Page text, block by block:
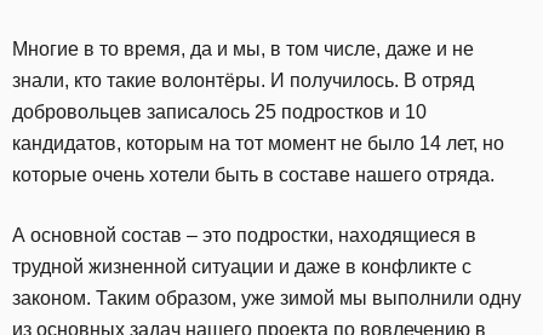
Многие в то время, да и мы, в том числе, даже и не
знали, кто такие волонтёры. И получилось. В отряд
добровольцев записалось 25 подростков и 10
кандидатов, которым на тот момент не было 14 лет, но
которые очень хотели быть в составе нашего отряда.
А основной состав – это подростки, находящиеся в
трудной жизненной ситуации и даже в конфликте с
законом. Таким образом, уже зимой мы выполнили одну
из основных задач нашего проекта по вовлечению в